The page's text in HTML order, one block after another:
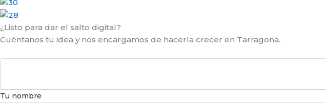
¿Listo para dar el salto digital?
Cuéntanos tu idea y nos encargamos de hacerla crecer en Tarragona.
Tu nombre